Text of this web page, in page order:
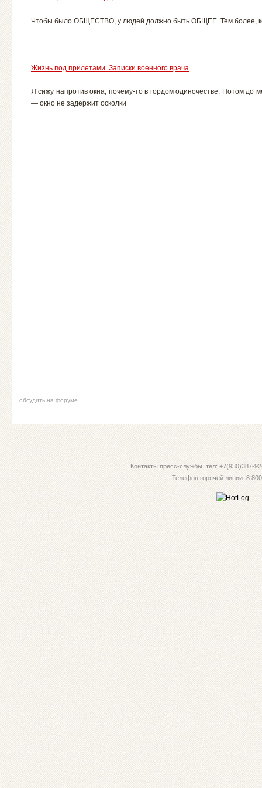
Чтобы было ОБЩЕСТВО, у людей должно быть ОБЩЕЕ. Тем более,
Жизнь под прилетами. Записки военного врача
Я сижу напротив окна, почему-то в гордом одиночестве. Потом до
— окно не задержит осколки
обсудить на форуме
Контакты пресс-службы. тел: +7(930)387-
Телефон горячей линии: 8